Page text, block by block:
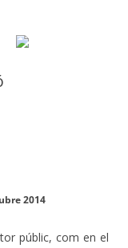
2014
públic, com en el